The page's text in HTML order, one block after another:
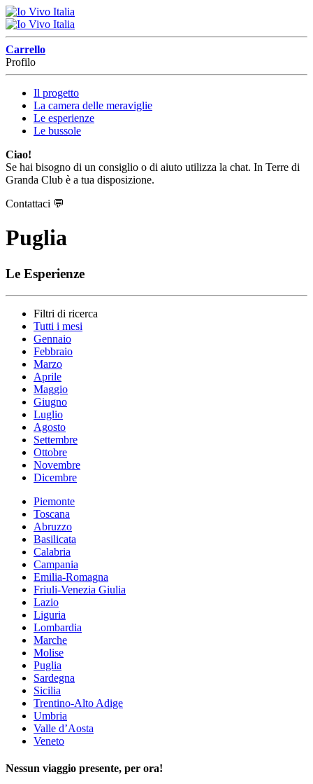
Carrello
Profilo
Il progetto
La camera delle meraviglie
Le esperienze
Le bussole
Ciao!
Se hai bisogno di un consiglio o di aiuto utilizza la chat. In Terre di
Granda Club è a tua disposizione.
Contattaci 💬
Puglia
Le Esperienze
Filtri di ricerca
Tutti i mesi
Gennaio
Febbraio
Marzo
Aprile
Maggio
Giugno
Luglio
Agosto
Settembre
Ottobre
Novembre
Dicembre
Piemonte
Toscana
Abruzzo
Basilicata
Calabria
Campania
Emilia-Romagna
Friuli-Venezia Giulia
Lazio
Liguria
Lombardia
Marche
Molise
Puglia
Sardegna
Sicilia
Trentino-Alto Adige
Umbria
Valle d’Aosta
Veneto
Nessun viaggio presente, per ora!